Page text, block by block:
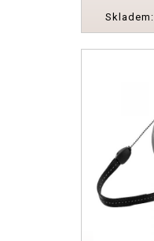
Skladem: